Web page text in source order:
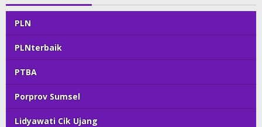
PLN
PLNterbaik
PTBA
Porprov Sumsel
Lidyawati Cik Ujang